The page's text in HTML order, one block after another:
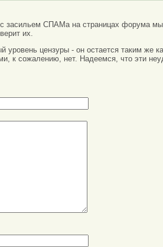
с засильем СПАМа на страницах форума
их.
уровень цензуры - он остается таким
к сожалению, нет. Надеемся, что эти